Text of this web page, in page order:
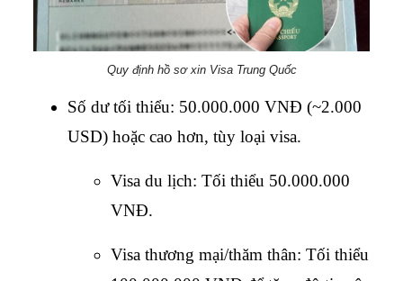
Quy định hồ sơ xin Visa Trung Quốc
Số dư tối thiểu: 50.000.000 VNĐ (~2.000
USD) hoặc cao hơn, tùy loại visa.
Visa du lịch: Tối thiểu 50.000.000
VNĐ.
Visa thương mại/thăm thân: Tối thiểu